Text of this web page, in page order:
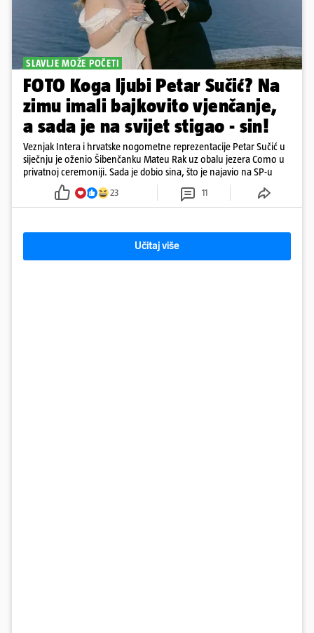
SLAVLJE MOŽE POČETI
FOTO Koga ljubi Petar Sučić? Na
zimu imali bajkovito vjenčanje,
a sada je na svijet stigao - sin!
Veznjak Intera i hrvatske nogometne reprezentacije Petar Sučić u
siječnju je oženio Šibenčanku Mateu Rak uz obalu jezera Como u
privatnoj ceremoniji. Sada je dobio sina, što je najavio na SP-u
23 11
Učitaj više